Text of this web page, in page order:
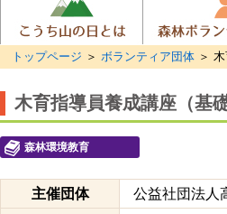
トップページ ＞ボランティア団体 ＞
木育指導員養成講座（基礎
森林環境教育
主催団体
公益社団法人